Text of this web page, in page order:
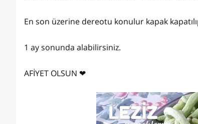
En son üzerine dereotu konulur kapak
1 ay sonunda alabilirsiniz.
AFİYET OLSUN ❤